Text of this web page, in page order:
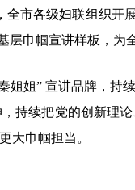
各级妇联组织开
层巾帼宣讲样板，为
姐” 宣讲品牌，持
持续把党的创新理
大巾帼担当。